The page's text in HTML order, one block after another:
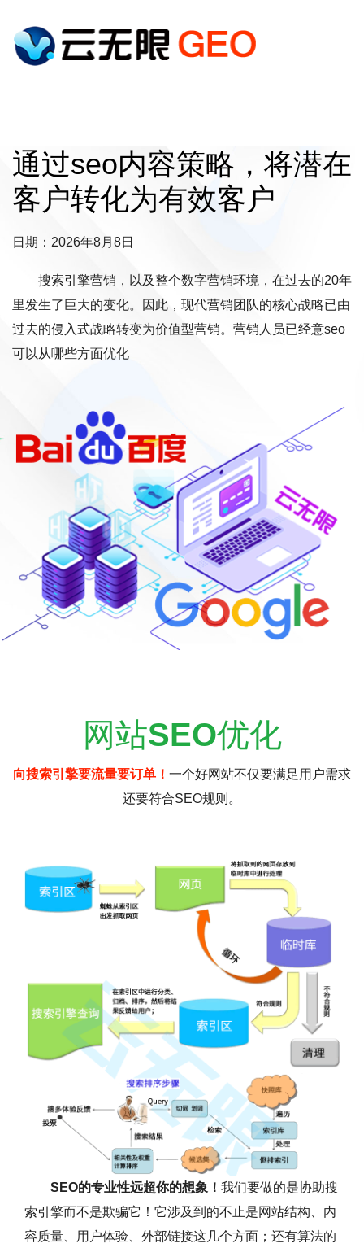
通过seo内容策略，将潜在
客户转化为有效客户
日期：2026年8月8日
搜索引擎营销，以及整个数字营销环境，在过去的20年
里发生了巨大的变化。因此，现代营销团队的核心战略已由
过去的侵入式战略转变为价值型营销。营销人员已经意seo
可以从哪些方面优化
网站SEO优化
向搜索引擎要流量要订单！ 一个好网站不仅要满足用户需求
还要符合SEO规则。
SEO的专业性远超你的想象！ 我们要做的是协助搜
索引擎而不是欺骗它！它涉及到的不止是网站结构、内
容质量、用户体验、外部链接这几个方面；还有算法的